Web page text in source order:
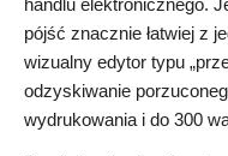
handlu elektronicznego.
pójść znacznie łatwiej z
wizualny edytor typu
odzyskiwanie
wydrukowania i do 300